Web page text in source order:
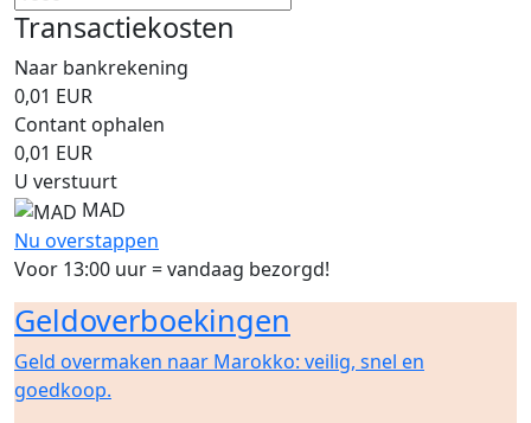
Transactiekosten
Naar bankrekening
0,01 EUR
Contant ophalen
0,01 EUR
U verstuurt
MAD
Nu overstappen
Voor 13:00 uur = vandaag bezorgd!
Geldoverboekingen
Geld overmaken naar Marokko: veilig, snel en
goedkoop.